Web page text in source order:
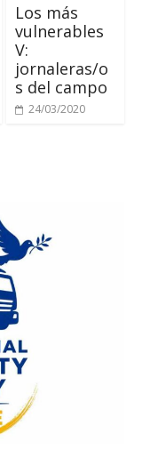
Los más
vulnerables
V:
jornaleras/o
s del campo
24/03/2020